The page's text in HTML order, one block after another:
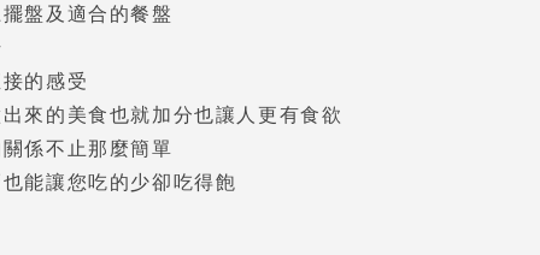
盤及適合的餐盤
的感受
來的美食也就加分也讓人更有食欲
係不止那麼簡單
能讓您吃的少卻吃得飽